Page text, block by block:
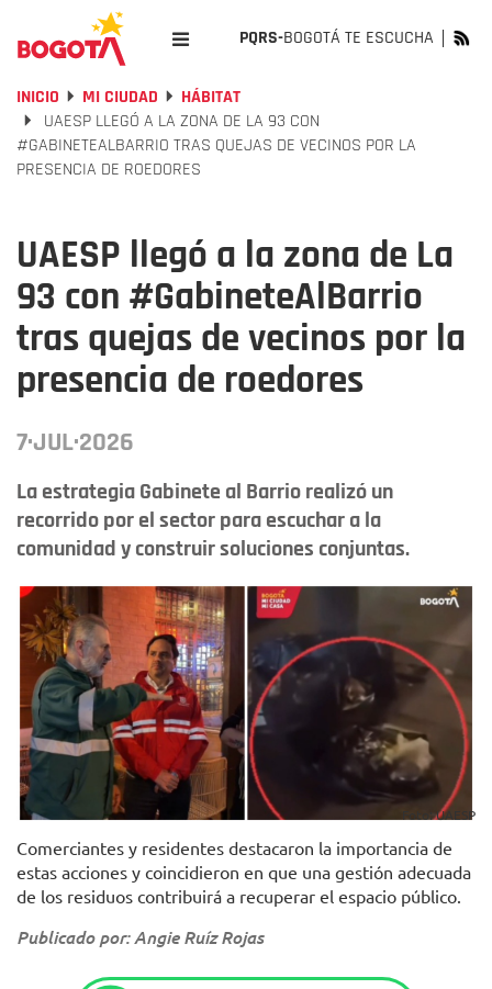
PQRS-BOGOTÁ TE ESCUCHA
INICIO MI CIUDAD
HÁBITAT
UAESP LLEGÓ A LA ZONA DE LA 93 CON
#GABINETEALBARRIO TRAS QUEJAS DE VECINOS POR LA
PRESENCIA DE ROEDORES
UAESP llegó a la zona de La
93 con #GabineteAlBarrio
tras quejas de vecinos por la
presencia de roedores
7·JUL·2026
La estrategia Gabinete al Barrio realizó un
recorrido por el sector para escuchar a la
comunidad y construir soluciones conjuntas.
Foto: UAESP
Comerciantes y residentes destacaron la importancia de
estas acciones y coincidieron en que una gestión adecuada
de los residuos contribuirá a recuperar el espacio público.
Publicado por: Angie Ruíz Rojas